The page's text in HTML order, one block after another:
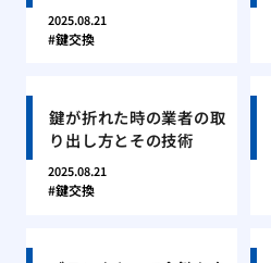
2025.08.21
鍵交換
鍵が折れた時の業者の取
り出し方とその技術
2025.08.21
鍵交換